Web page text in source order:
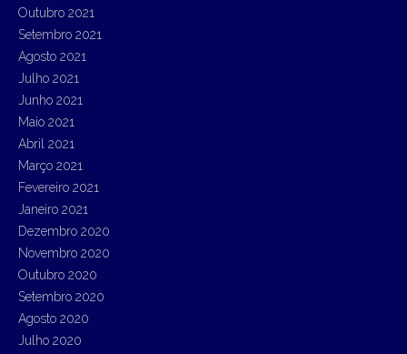
Outubro 2021
Setembro 2021
Agosto 2021
Julho 2021
Junho 2021
Maio 2021
Abril 2021
Março 2021
Fevereiro 2021
Janeiro 2021
Dezembro 2020
Novembro 2020
Outubro 2020
Setembro 2020
Agosto 2020
Julho 2020